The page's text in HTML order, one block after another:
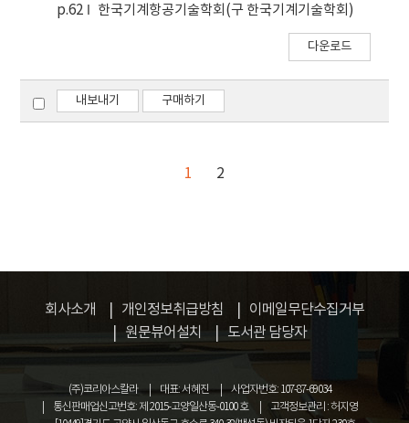
p.62
한국기계항공기술학회(구 한국기계기술학회)
다운로드
내보내기 구매하기
1 2
회사소개 개인정보취급방침
이메일무단수집거부
원문뷰어설치
도서관 담당자
(주)코리아스칼라 대표: 서혜진
사업자번호: 107-87-69034
통신판매업신고번호: 제 2015-고양일산동-0100 호
고객정보관리 : 허지영